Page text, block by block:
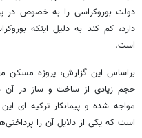
دولت بوروکراسی را به خصوص در
دارد، کم کند به دلیل اینکه
است.
حجم زیادی از ساخت و ساز در آن
مواجه شده و پیمانکار ترکیه ای
است که یکی از دلایل آن را